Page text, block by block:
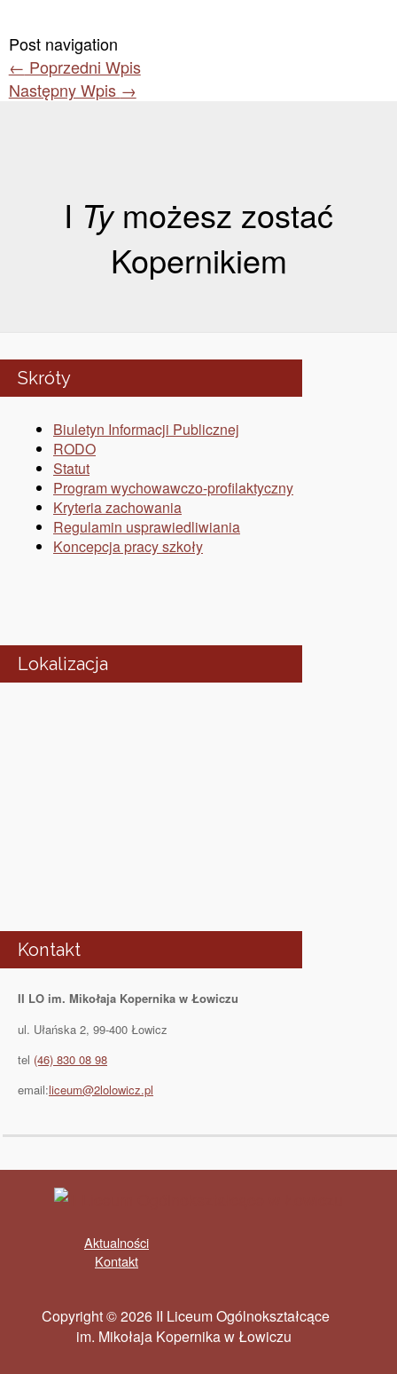
Post navigation
← Poprzedni Wpis
Następny Wpis →
I Tymożesz zostać
Kopernikiem
Skróty
Biuletyn Informacji Publicznej
RODO
Statut
Program wychowawczo-profilaktyczny
Kryteria zachowania
Regulamin usprawiedliwiania
Koncepcja pracy szkoły
Lokalizacja
Kontakt
II LO im. Mikołaja Kopernika w Łowiczu
ul. Ułańska 2, 99-400 Łowicz
tel (46) 830 08 98
email:liceum@2lolowicz.pl
Aktualności
Kontakt
Copyright © 2026 II Liceum Ogólnokształcące
im. Mikołaja Kopernika w Łowiczu